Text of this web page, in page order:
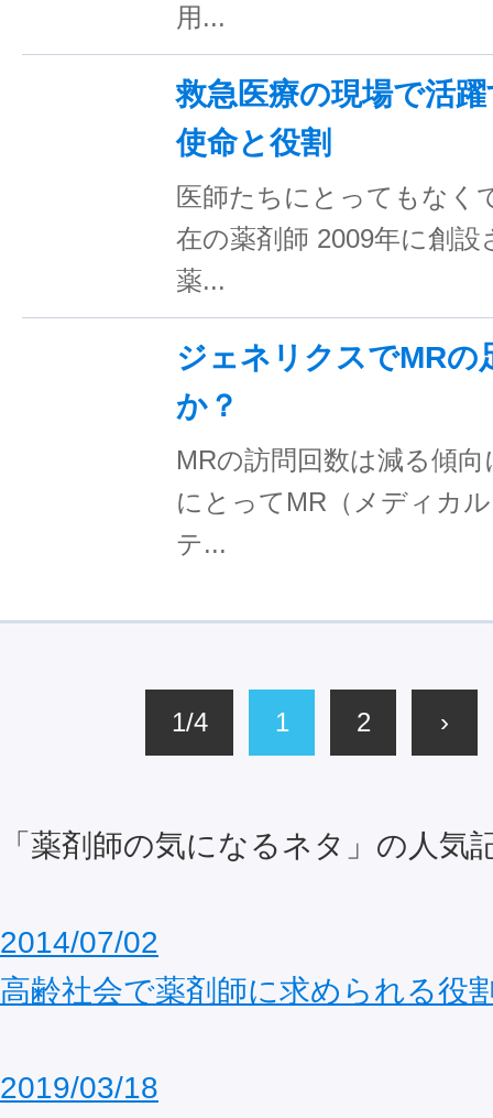
用...
救急医療の現場で活
使命と役割
医師たちにとってもなく
在の薬剤師 2009年に創設
薬...
ジェネリクスでMRの
か？
MRの訪問回数は減る傾
にとってMR（メディカ
テ...
1/4 1 2 ›
「薬剤師の気になるネタ」の人気
2014/07/02
高齢社会で薬剤師に求められる役
2019/03/18